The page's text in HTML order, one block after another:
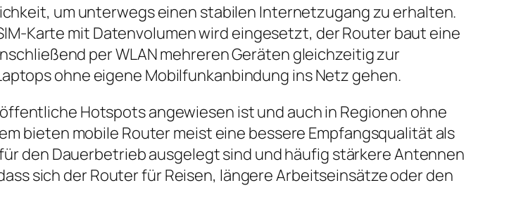
um unterwegs einen stabilen Internetzugang zu erhalten.
mit Datenvolumen wird eingesetzt, der Router baut eine
per WLAN mehreren Geräten gleichzeitig zur
ohne eigene Mobilfunkanbindung ins Netz gehen.
Hotspots angewiesen ist und auch in Regionen ohne
bieten mobile Router meist eine bessere Empfangsqualität als
den Dauerbetrieb ausgelegt sind und häufig stärkere Antennen
sich der Router für Reisen, längere Arbeitseinsätze oder den